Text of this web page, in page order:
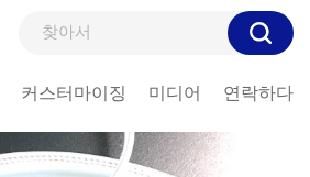
커스터마이징 미디어 연락하다